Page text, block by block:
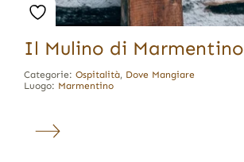
Il Mulino di Marmentino
Categorie: Ospitalità, Dove Mangiare
Luogo: Marmentino